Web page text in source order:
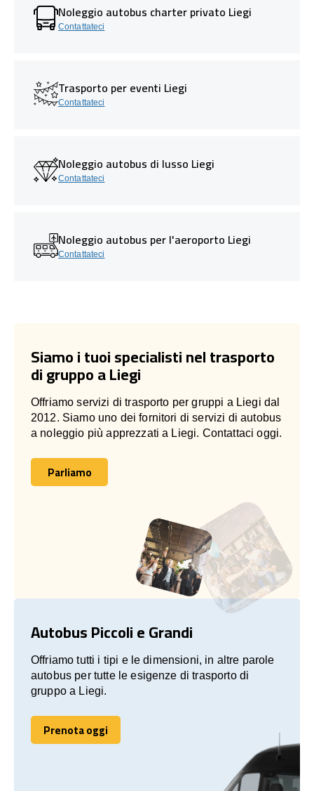
Noleggio autobus charter privato Liegi
Contattateci
Trasporto per eventi Liegi
Contattateci
Noleggio autobus di lusso Liegi
Contattateci
Noleggio autobus per l'aeroporto Liegi
Contattateci
Siamo i tuoi specialisti nel trasporto
di gruppo a Liegi
Offriamo servizi di trasporto per gruppi a Liegi dal
2012. Siamo uno dei fornitori di servizi di autobus
a noleggio più apprezzati a Liegi. Contattaci oggi.
Parliamo
Parliamo
Autobus Piccoli e Grandi
Offriamo tutti i tipi e le dimensioni, in altre parole
autobus per tutte le esigenze di trasporto di
gruppo a Liegi.
Prenota oggi
Prenota oggi